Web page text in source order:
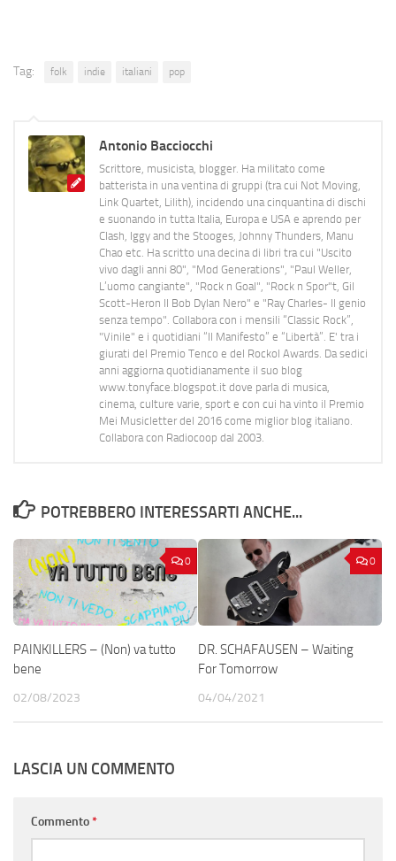
Tag: folk indie italiani pop
Antonio Bacciocchi
Scrittore, musicista, blogger. Ha militato come
batterista in una ventina di gruppi (tra cui Not Moving,
Link Quartet, Lilith), incidendo una cinquantina di dischi
e suonando in tutta Italia, Europa e USA e aprendo per
Clash, Iggy and the Stooges, Johnny Thunders, Manu
Chao etc. Ha scritto una decina di libri tra cui "Uscito
vivo dagli anni 80", "Mod Generations", "Paul Weller,
L’uomo cangiante", "Rock n Goal", "Rock n Spor"t, Gil
Scott-Heron Il Bob Dylan Nero" e "Ray Charles- Il genio
senza tempo". Collabora con i mensili “Classic Rock”,
"Vinile" e i quotidiani “Il Manifesto” e “Libertà”. E' tra i
giurati del Premio Tenco e del Rockol Awards. Da sedici
anni aggiorna quotidianamente il suo blog
www.tonyface.blogspot.it dove parla di musica,
cinema, culture varie, sport e con cui ha vinto il Premio
Mei Musicletter del 2016 come miglior blog italiano.
Collabora con Radiocoop dal 2003.
POTREBBERO INTERESSARTI ANCHE...
0
PAINKILLERS – (Non) va tutto
bene
02/08/2023
0
DR. SCHAFAUSEN – Waiting
For Tomorrow
04/04/2021
LASCIA UN COMMENTO
Commento*